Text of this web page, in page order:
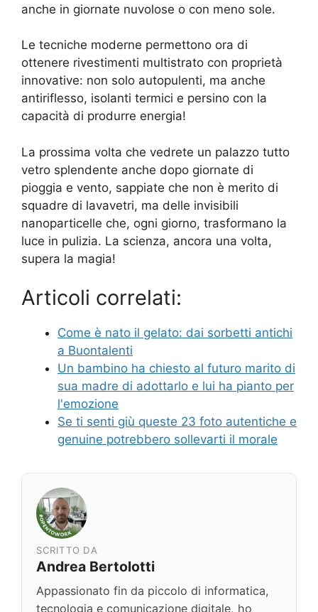
anche in giornate nuvolose o con meno sole.
Le tecniche moderne permettono ora di
ottenere rivestimenti multistrato con proprietà
innovative: non solo autopulenti, ma anche
antiriflesso, isolanti termici e persino con la
capacità di produrre energia!
La prossima volta che vedrete un palazzo tutto
vetro splendente anche dopo giornate di
pioggia e vento, sappiate che non è merito di
squadre di lavavetri, ma delle invisibili
nanoparticelle che, ogni giorno, trasformano la
luce in pulizia. La scienza, ancora una volta,
supera la magia!
Articoli correlati:
Come è nato il gelato: dai sorbetti antichi
a Buontalenti
Un bambino ha chiesto al futuro marito di
sua madre di adottarlo e lui ha pianto per
l'emozione
Se ti senti giù queste 23 foto autentiche e
genuine potrebbero sollevarti il morale
SCRITTO DA
Andrea Bertolotti
Appassionato fin da piccolo di informatica,
tecnologia e comunicazione digitale, ho